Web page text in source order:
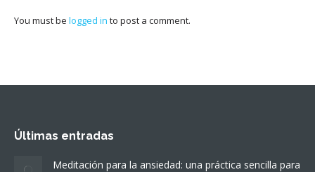
You must be logged in to post a comment.
Últimas entradas
Meditación para la ansiedad: una práctica sencilla para